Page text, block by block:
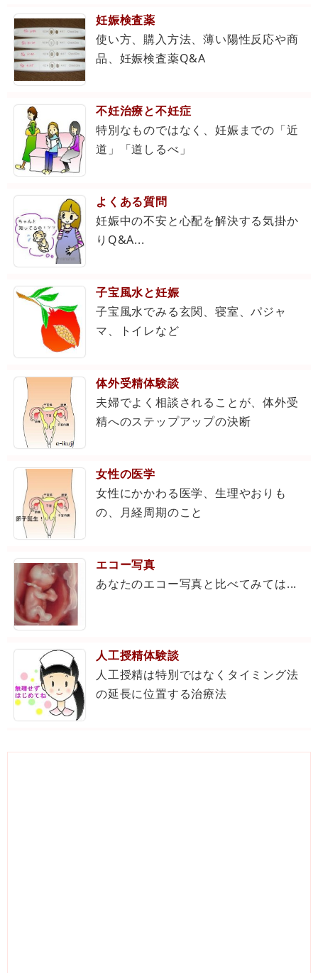
妊娠検査薬
使い方、購入方法、薄い陽性反応や商
品、妊娠検査薬Q&A
不妊治療と不妊症
特別なものではなく、妊娠までの「近
道」「道しるべ」
よくある質問
妊娠中の不安と心配を解決する気掛か
りQ&A...
子宝風水と妊娠
子宝風水でみる玄関、寝室、パジャ
マ、トイレなど
体外受精体験談
夫婦でよく相談されることが、体外受
精へのステップアップの決断
女性の医学
女性にかかわる医学、生理やおりも
の、月経周期のこと
エコー写真
あなたのエコー写真と比べてみては...
人工授精体験談
人工授精は特別ではなくタイミング法
の延長に位置する治療法